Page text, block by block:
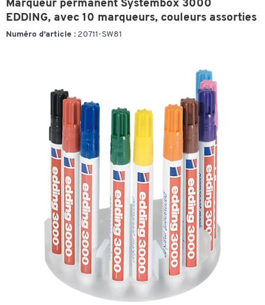
Marqueur permanent Systembox 3000
EDDING, avec 10 marqueurs, couleurs assorties
Numéro d'article : 20711-SW81